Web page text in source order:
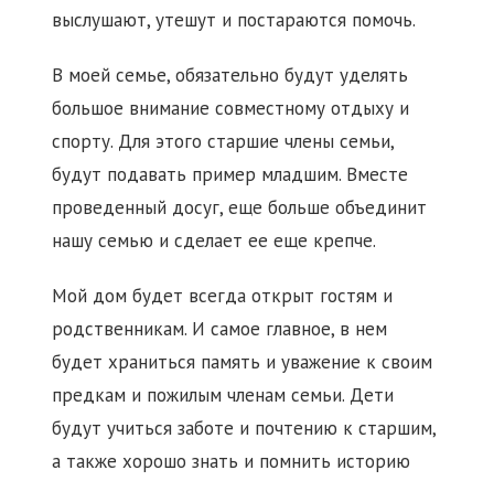
выслушают, утешут и постараются помочь.
В моей семье, обязательно будут уделять
большое внимание совместному отдыху и
спорту. Для этого старшие члены семьи,
будут подавать пример младшим. Вместе
проведенный досуг, еще больше объединит
нашу семью и сделает ее еще крепче.
Мой дом будет всегда открыт гостям и
родственникам. И самое главное, в нем
будет храниться память и уважение к своим
предкам и пожилым членам семьи. Дети
будут учиться заботе и почтению к старшим,
а также хорошо знать и помнить историю